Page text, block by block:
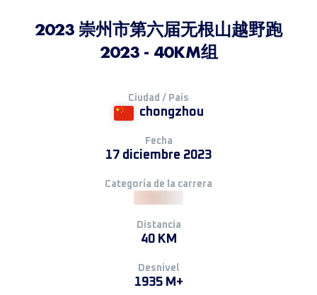
2023 崇州市第六届无根山越野跑
2023 - 40KM组
Ciudad / País
chongzhou
Fecha
17 diciembre 2023
Categoría de la carrera
Distancia
40 KM
Desnivel
1935 M+